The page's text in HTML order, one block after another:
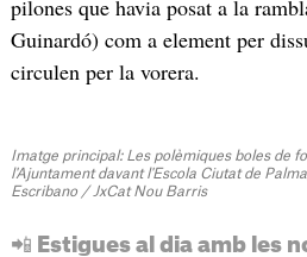
pilones que havia posat a la
Guinardó) com a element per
circulen per la vorera.
Imatge principal: Les polèmiques boles de
l'Ajuntament davant l'Escola Ciutat de
Escribano / JxCat Nou Barris
📲 Estigues al dia amb les